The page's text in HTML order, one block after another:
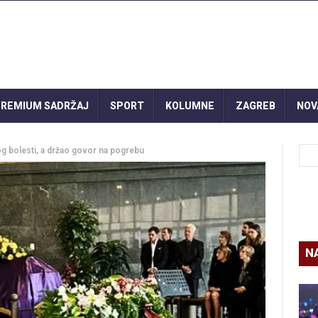
SADRŽAJ SPORT KOLUMNE ZAGREB
bolesti, a držao govor na pogrebu